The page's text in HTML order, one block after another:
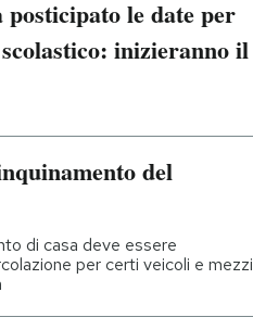
le date per
inizieranno il
del
di casa deve essere
per certi veicoli e mezzi